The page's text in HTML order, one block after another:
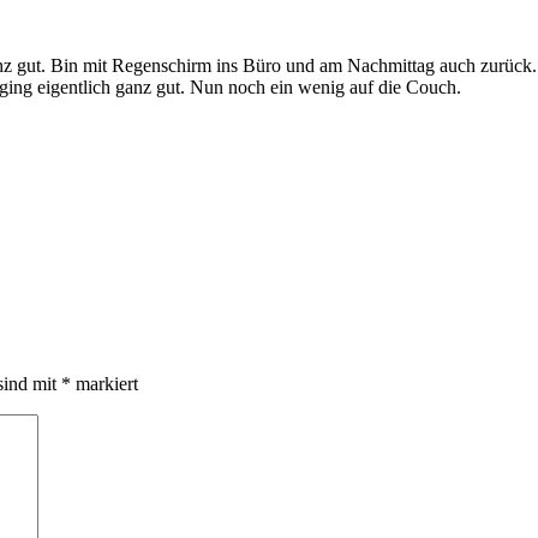
gut. Bin mit Regenschirm ins Büro und am Nachmittag auch
eigentlich ganz gut. Nun noch ein wenig auf die Couch.
mit * markiert